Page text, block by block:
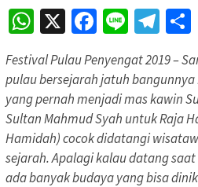
WhatsApp
X Facebook
Line
Festival Pulau Penyengat 2019 –
pulau bersejarah jatuh
yang pernah menjadi mas kawin
Sultan Mahmud Syah untuk Raja
Hamidah) cocok didatangi
sejarah. Apalagi kalau datang
ada banyak budaya yang bisa